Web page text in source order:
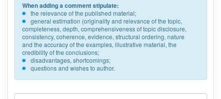
When adding a comment stipulate:
the relevance of the published material;
general estimation (originality and relevance of the topic,
completeness, depth, comprehensiveness of topic disclosure,
consistency, coherence, evidence, structural ordering, nature
and the accuracy of the examples, illustrative material, the
credibility of the conclusions;
disadvantages, shortcomings;
questions and wishes to author.